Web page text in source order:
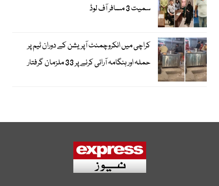
سمیت 3 مسافر آف لوڈ
کراچی میں انکروچمنٹ آپریشن کے دوران ٹیم پر
حملہ اور ہنگامہ آرائی کرنے پر 33 ملزمان گرفتار